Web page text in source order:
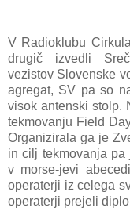
V Radioklubu
drugič izvedli
vezistov Slovenske
agregat, SV pa so
visok antenski stolp.
tekmovanju Field
Organizirala ga je
in cilj tekmovanja pa
v morse-jevi
operaterji iz celega
operaterji prejeli